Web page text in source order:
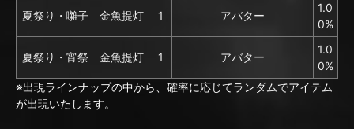
夏祭り・囃子 金魚提灯 1 アバター
1.0
0%
夏祭り・宵祭 金魚提灯 1 アバター
1.0
0%
※出現ラインナップの中から、確率に応じてランダムでアイテム
が出現いたします。